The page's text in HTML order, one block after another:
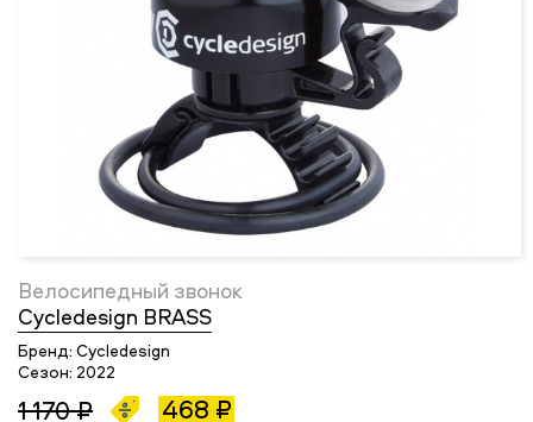
Велосипедный звонок
Cycledesign BRASS
Бренд: Cycledesign
Сезон: 2022
1 170 ₽ 468 ₽